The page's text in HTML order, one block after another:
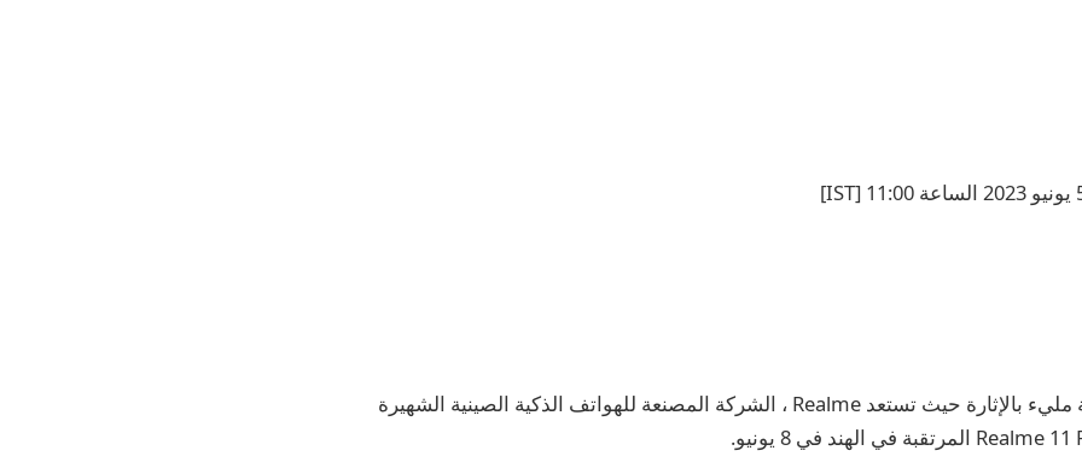
سوق الهواتف الذكية مليء بالإثارة حيث تستعد Realme ، الشركة المصنعة للهواتف الذكية الصينية الشهيرة